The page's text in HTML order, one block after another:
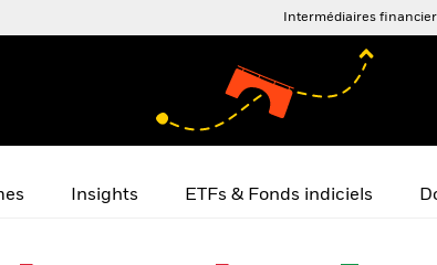
Intermédiaires
Insights ETFs & Fonds indiciels